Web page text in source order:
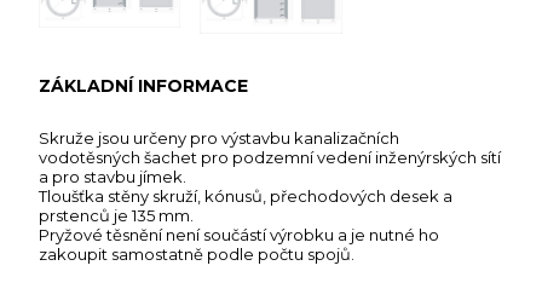
ZÁKLADNÍ INFORMACE
Skruže jsou určeny pro výstavbu kanalizačních
vodotěsných šachet pro podzemní vedení inženýrských sítí
a pro stavbu jímek.
Tloušťka stěny skruží, kónusů, přechodových desek a
prstenců je 135 mm.
Pryžové těsnění není součástí výrobku a je nutné ho
zakoupit samostatně podle počtu spojů.